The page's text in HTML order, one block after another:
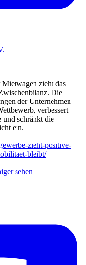
zieht das
Die
der Unternehmen
verbessert
und schränkt die
ein.
zieht-positive-
bleibt/
sehen